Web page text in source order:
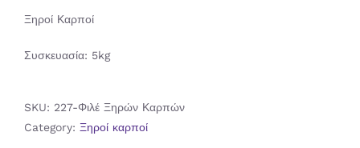
Ξηροί Καρποί
Συσκευασία: 5kg
SKU: 227-Φιλέ Ξηρών Καρπών
Category: Ξηροί καρποί